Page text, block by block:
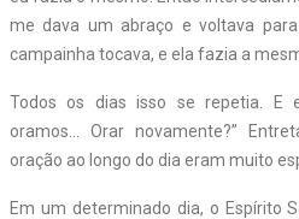
me dava um abraço e voltava
campainha tocava, e ela fazia a
Todos os dias isso se repetia. E
oramos… Orar novamente?”
oração ao longo do dia eram muito
Em um determinado dia, o Espírito